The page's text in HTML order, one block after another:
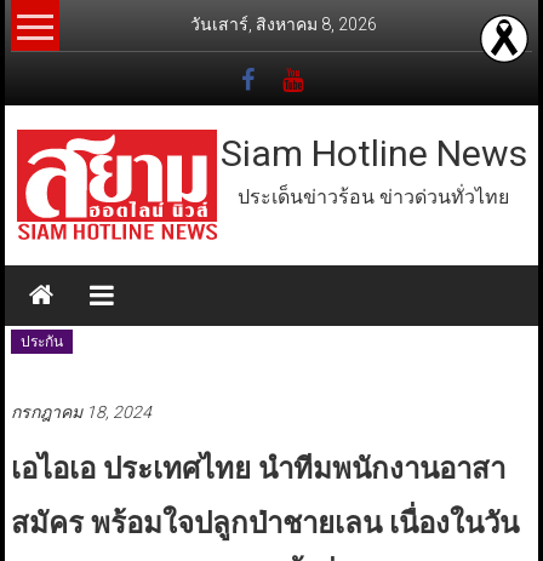
Skip
to
วันเสาร์, สิงหาคม 8, 2026
Siam Hotline News
ประเด็นข่าวร้อน ข่าวด่วนทั่วไทย
ประกัน
กรกฎาคม 18, 2024
เอไอเอ ประเทศไทย นำทีมพนักงานอาสา
สมัคร พร้อมใจปลูกป่าชายเลน เนื่องในวัน